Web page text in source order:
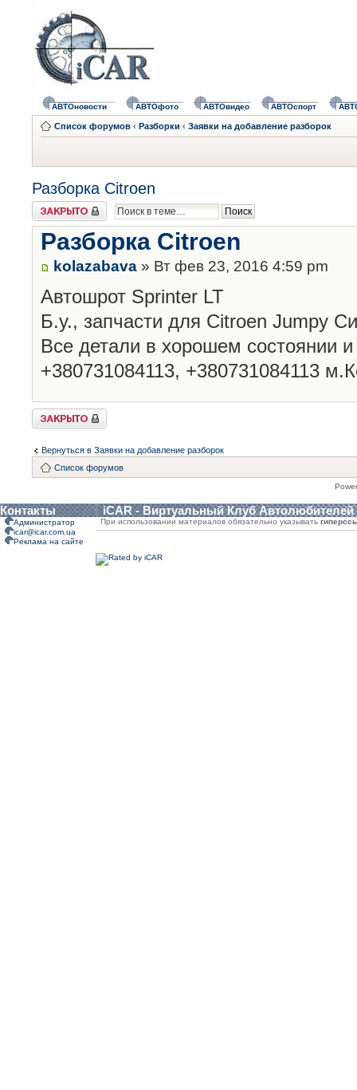
АВТОновости АВТОфото АВТОвидео АВТОспорт
Список форумов ‹ Разборки ‹ Заявки на добавление разборок
Разборка Citroen
Закрыто
Разборка Citroen
kolazabava » Вт фев 23, 2016 4:59 pm
Автошрот Sprinter LT
Б.у., запчасти для Citroen Jumpy
Все детали в хорошем состоянии
+380731084113, +380731084113
Закрыто
Вернуться в Заявки на добавление разборок
Список форумов
Контакты iCAR - Виртуальный Клуб Автолюбителей
Администратор
icar@icar.com.ua
Реклама на сайте
При использовании материалов обязательно указывать